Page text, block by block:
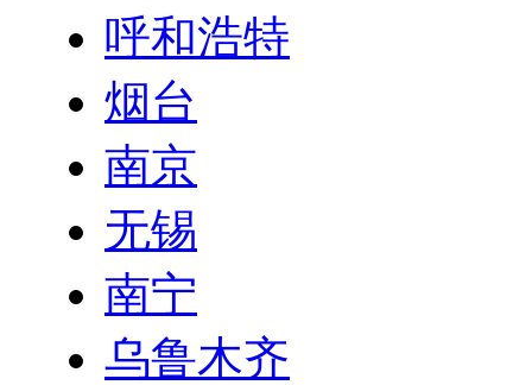
呼和浩特
烟台
南京
无锡
南宁
乌鲁木齐